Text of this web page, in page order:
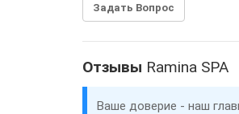
Задать Вопрос
Отзывы Ramina SPA
Ваше доверие - наш